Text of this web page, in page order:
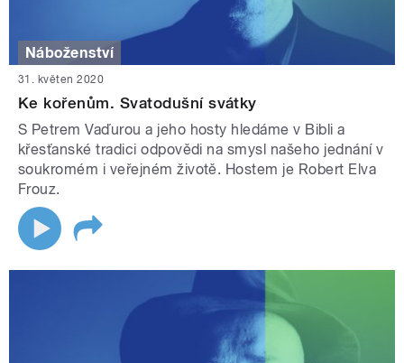
Náboženství
31. květen 2020
Ke kořenům. Svatodušní svátky
S Petrem Vaďurou a jeho hosty hledáme v Bibli a
křesťanské tradici odpovědi na smysl našeho jednání v
soukromém i veřejném životě. Hostem je Robert Elva
Frouz.